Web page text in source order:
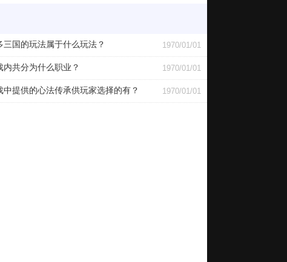
1970/01/01
三国的玩法属于什么玩法？
1970/01/01
内共分为什么职业？
1970/01/01
中提供的心法传承供玩家选择的有？